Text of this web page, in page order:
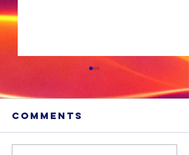
Comments